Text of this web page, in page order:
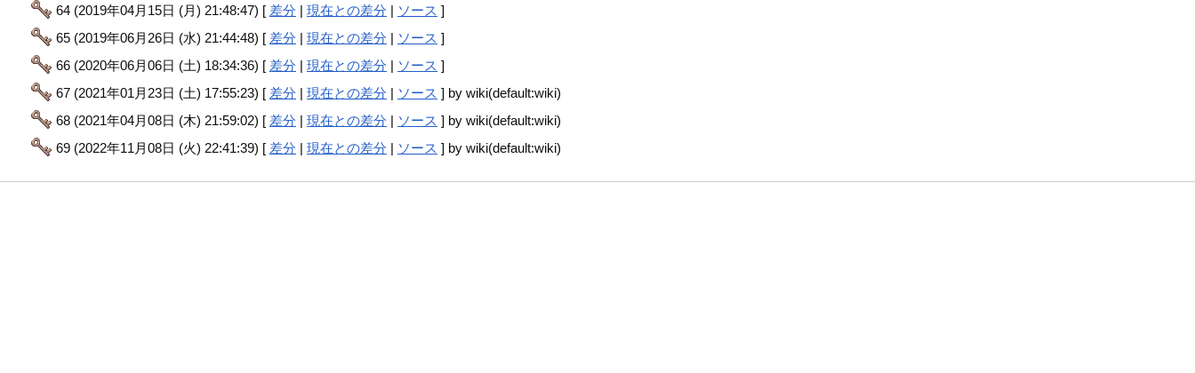
64 (2019年04月15日 (月) 21:48:47) [ 差分 |現在との差分 | ソース ]
65 (2019年06月26日 (水) 21:44:48) [ 差分 |現在との差分 | ソース ]
66 (2020年06月06日 (土) 18:34:36) [ 差分 |現在との差分 | ソース ]
67 (2021年01月23日 (土) 17:55:23) [ 差分 |現在との差分 | ソース ] by wiki(default:wiki)
68 (2021年04月08日 (木) 21:59:02) [ 差分 |現在との差分 | ソース ] by wiki(default:wiki)
69 (2022年11月08日 (火) 22:41:39) [ 差分 |現在との差分 | ソース ] by wiki(default:wiki)